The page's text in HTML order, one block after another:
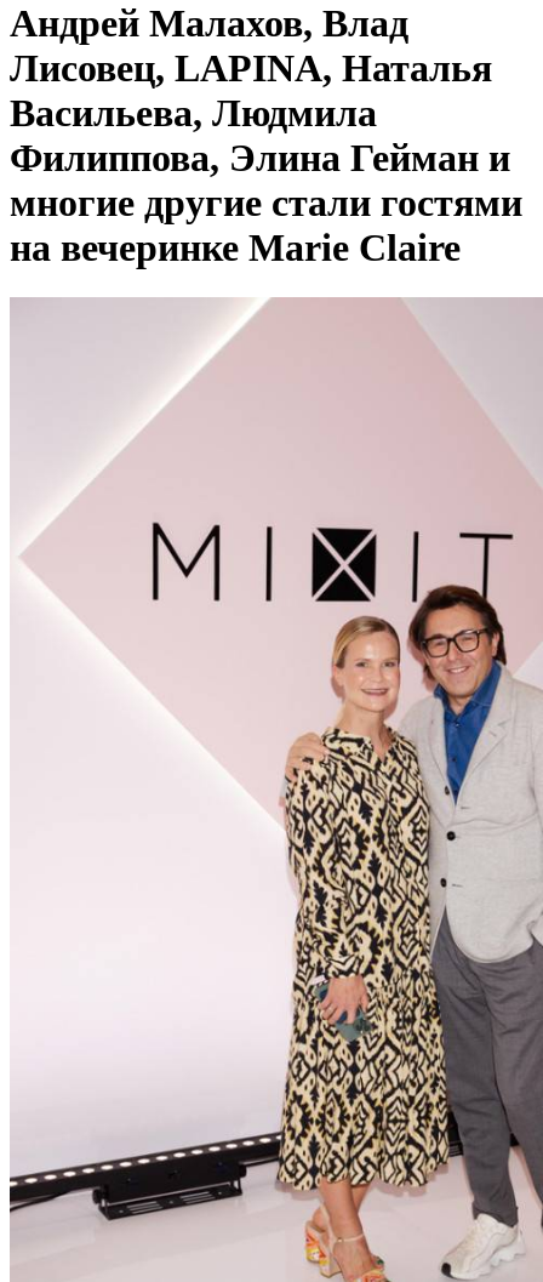
Андрей Малахов, Влад
Лисовец, LAPINA, Наталья
Васильева, Людмила
Филиппова, Элина Гейман и
многие другие стали гостями
на вечеринке Marie Claire